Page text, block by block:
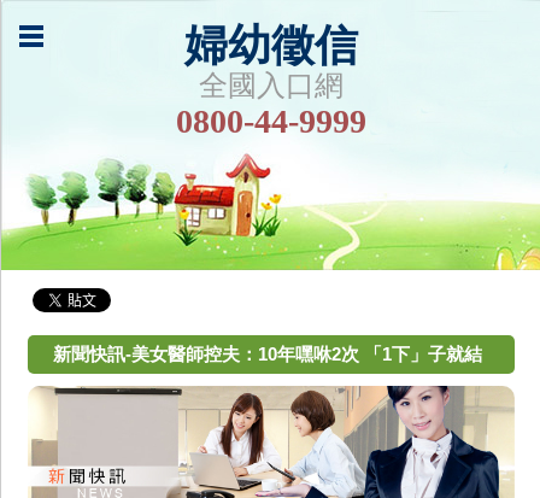
婦幼徵信
全國入口網
0800-44-9999
新聞快訊-美女醫師控夫：10年嘿咻2次 「1下」子就結
束